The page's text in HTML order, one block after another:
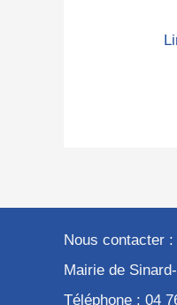
Nous contacter :
Mairie de
Téléphone : 04